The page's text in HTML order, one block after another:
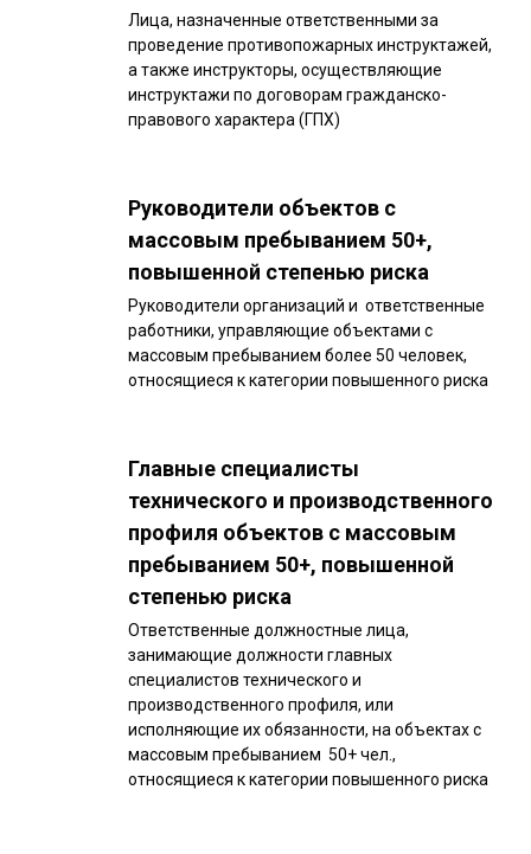
Лица, назначенные ответственными за
проведение противопожарных инструктажей,
а также инструкторы, осуществляющие
инструктажи по договорам гражданско-
правового характера (ГПХ)
Руководители объектов с
массовым пребыванием 50+,
повышенной степенью риска
Руководители организаций и ответственные
работники, управляющие объектами с
массовым пребыванием более 50 человек,
относящиеся к категории повышенного риска
Главные специалисты
технического и производственного
профиля объектов с массовым
пребыванием 50+, повышенной
степенью риска
Ответственные должностные лица,
занимающие должности главных
специалистов технического и
производственного профиля, или
исполняющие их обязанности, на объектах с
массовым пребыванием 50+ чел.,
относящиеся к категории повышенного риска